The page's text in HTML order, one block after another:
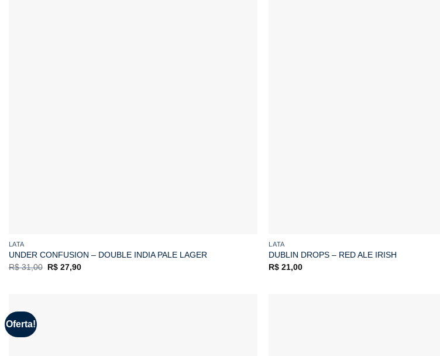
LATA
UNDER CONFUSION – DOUBLE INDIA PALE LAGER
R$31,00 O
R$ 27,90O
LATA
DUBLIN DROPS – RED ALE IRISH
R$ 21,00
Oferta!